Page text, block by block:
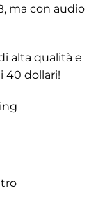
ma con audio
alta qualità e
40 dollari!